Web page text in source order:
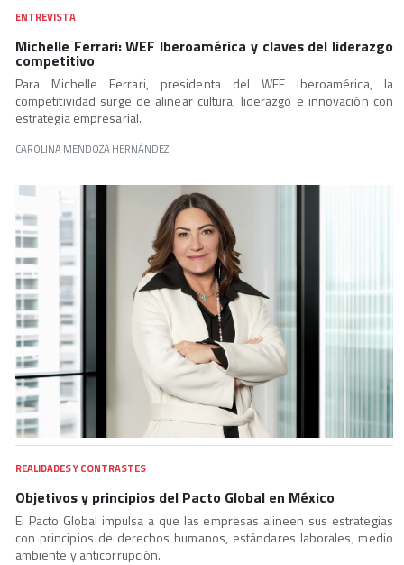
ENTREVISTA
Michelle Ferrari: WEF Iberoamérica y claves del liderazgo
competitivo
Para Michelle Ferrari, presidenta del WEF Iberoamérica, la
competitividad surge de alinear cultura, liderazgo e innovación con
estrategia empresarial.
CAROLINA MENDOZA HERNÁNDEZ
REALIDADES Y CONTRASTES
Objetivos y principios del Pacto Global en México
El Pacto Global impulsa a que las empresas alineen sus estrategias
con principios de derechos humanos, estándares laborales, medio
ambiente y anticorrupción.